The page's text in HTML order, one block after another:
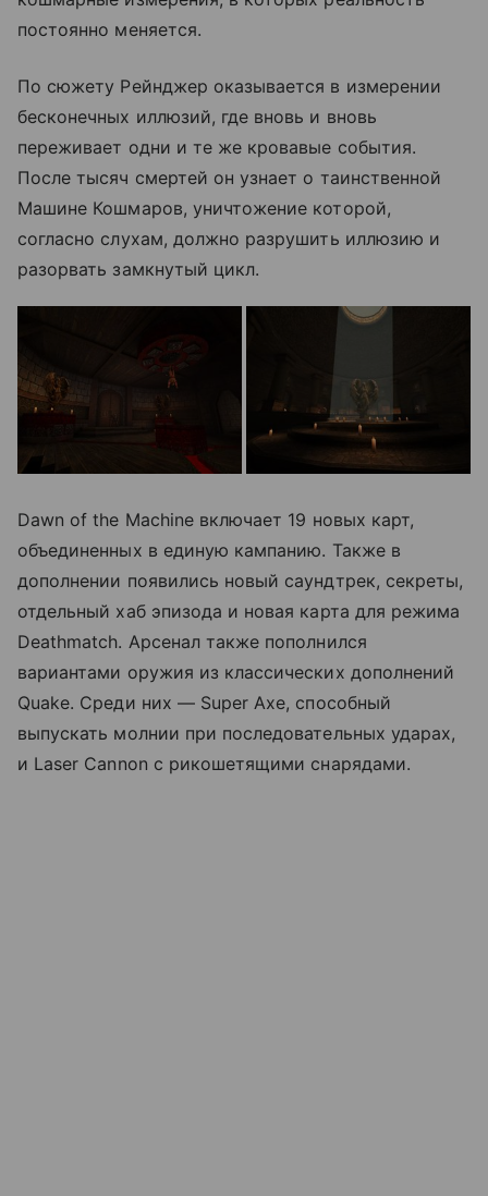
постоянно меняется.
По сюжету Рейнджер оказывается в измерении
бесконечных иллюзий, где вновь и вновь
переживает одни и те же кровавые события.
После тысяч смертей он узнает о таинственной
Машине Кошмаров, уничтожение которой,
согласно слухам, должно разрушить иллюзию и
разорвать замкнутый цикл.
Dawn of the Machine включает 19 новых карт,
объединенных в единую кампанию. Также в
дополнении появились новый саундтрек, секреты,
отдельный хаб эпизода и новая карта для режима
Deathmatch. Арсенал также пополнился
вариантами оружия из классических дополнений
Quake. Среди них — Super Axe, способный
выпускать молнии при последовательных ударах,
и Laser Cannon с рикошетящими снарядами.